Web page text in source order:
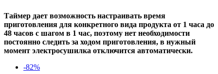
Таймер дает возможность настраивать время
приготовления для конкретного вида продукта от 1 часа до
48 часов с шагом в 1 час, поэтому нет необходимости
постоянно следить за ходом приготовления, в нужный
момент электросушилка отключится автоматически.
-82%